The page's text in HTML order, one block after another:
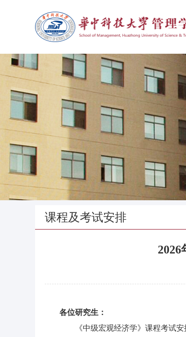
课程及考试安排
各位研究生：
《中级宏观经济学》课程考试安